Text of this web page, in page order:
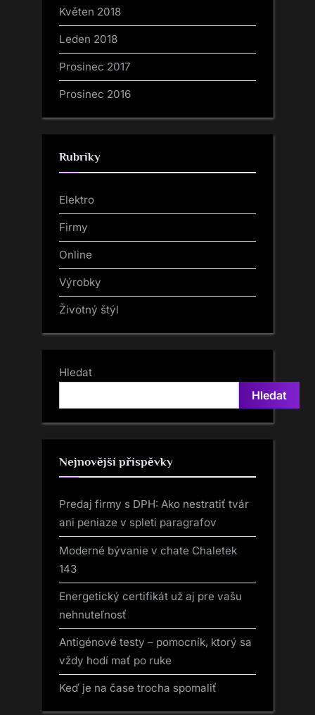
Květen 2018
Leden 2018
Prosinec 2017
Prosinec 2016
Rubriky
Elektro
Firmy
Online
Výrobky
Životný štýl
Hledat
Hledat
Nejnovější příspěvky
Predaj firmy s DPH: Ako nestratiť tvár
ani peniaze v spleti paragrafov
Moderné bývanie v chate Chaletek
143
Energetický certifikát už aj pre vašu
nehnuteľnosť
Antigénové testy – pomocník, ktorý sa
vždy hodí mať po ruke
Keď je na čase trocha spomaliť